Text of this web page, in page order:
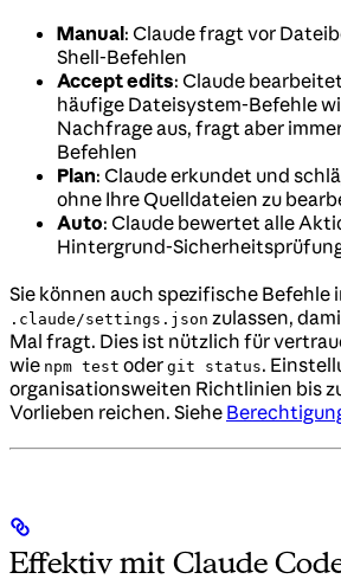
Manual: Claude fragt vor
Shell-Befehlen
Accept edits: Claude
häufige Dateisystem-Befehle
Nachfrage aus, fragt aber
Befehlen
Plan: Claude erkundet und
ohne Ihre Quelldateien zu
Auto: Claude bewertet alle
Hintergrund-
Sie können auch spezifische Befehle
.claude/settings.json zulassen,
Mal fragt. Dies ist nützlich für
wie npm test oder git status.
organisationsweiten Richtlinien bis
Vorlieben reichen. Siehe
Effektiv mit Claude